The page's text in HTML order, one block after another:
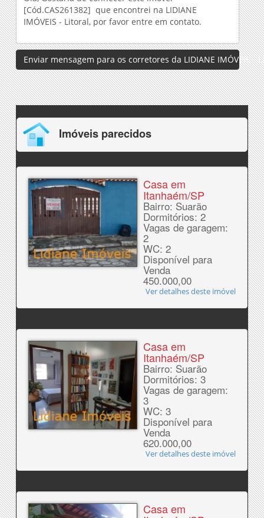
Enviar mensagem para os corretores da LIDIANE IMÓVEIS -
Imóveis parecidos
Casa em
Itanhaém/SP
Bairro: Suarão
Dormitórios: 2
Vagas de garagem:
2
WC: 2
Disponível para
Venda
450.000,00
Ver detalhes deste imóvel
Casa em
Itanhaém/SP
Bairro: Suarão
Dormitórios: 3
Vagas de garagem:
3
WC: 3
Disponível para
Venda
620.000,00
Ver detalhes deste imóvel
Casa em